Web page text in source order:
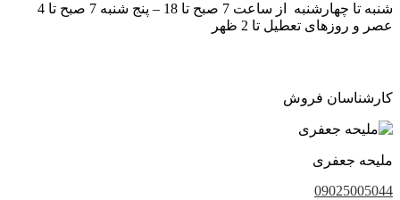
شنبه تا چهارشنبه از ساعت 7 صبح تا 18 – پنج شنبه 7 صبح تا 4
عصر و روزهای تعطیل تا 2 ظهر
کارشناسان فروش
ملیحه جعفری
09025005044